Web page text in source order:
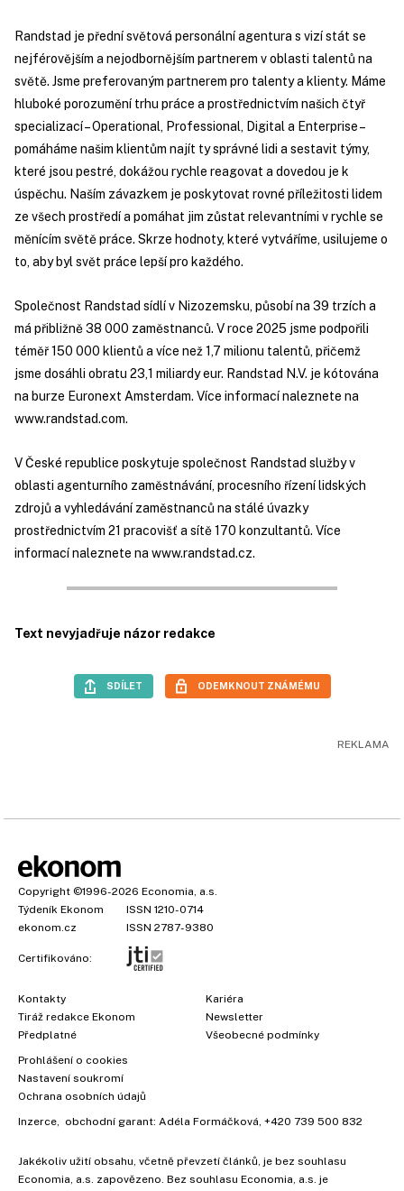
Randstad je přední světová personální agentura s vizí stát se
nejférovějším a nejodbornějším partnerem v oblasti talentů na
světě. Jsme preferovaným partnerem pro talenty a klienty. Máme
hluboké porozumění trhu práce a prostřednictvím našich čtyř
specializací – Operational, Professional, Digital a Enterprise –
pomáháme našim klientům najít ty správné lidi a sestavit týmy,
které jsou pestré, dokážou rychle reagovat a dovedou je k
úspěchu. Naším závazkem je poskytovat rovné příležitosti lidem
ze všech prostředí a pomáhat jim zůstat relevantními v rychle se
měnícím světě práce. Skrze hodnoty, které vytváříme, usilujeme o
to, aby byl svět práce lepší pro každého.
Společnost Randstad sídlí v Nizozemsku, působí na 39 trzích a
má přibližně 38 000 zaměstnanců. V roce 2025 jsme podpořili
téměř 150 000 klientů a více než 1,7 milionu talentů, přičemž
jsme dosáhli obratu 23,1 miliardy eur. Randstad N.V. je kótována
na burze Euronext Amsterdam. Více informací naleznete na
www.randstad.com.
V České republice poskytuje společnost Randstad služby v
oblasti agenturního zaměstnávání, procesního řízení lidských
zdrojů a vyhledávání zaměstnanců na stálé úvazky
prostřednictvím 21 pracovišť a sítě 170 konzultantů. Více
informací naleznete na www.randstad.cz.
Text nevyjadřuje názor redakce
SDÍLET ODEMKNOUT ZNÁMÉMU
Copyright ©1996-2026 Economia, a.s.
Týdeník Ekonom
ISSN 1210-0714
ekonom.cz
ISSN 2787-9380
Certifikováno:
Kontakty
Tiráž redakce Ekonom
Předplatné
Kariéra
Newsletter
Všeobecné podmínky
Prohlášení o cookies
Nastavení soukromí
Ochrana osobních údajů
Inzerce, obchodní garant: Adéla Formáčková, +420 739 500 832
Jakékoliv užití obsahu, včetně převzetí článků, je bez souhlasu
Economia, a.s. zapovězeno. Bez souhlasu Economia, a.s. je